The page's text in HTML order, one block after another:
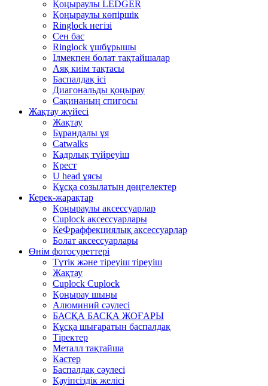
Қоңыраулы LEDGER
Қоңыраулы көпіршік
Ringlock негізі
Сен бас
Ringlock үшбұрышы
Ілмекпен болат тақтайшалар
Аяқ киім тақтасы
Баспалдақ ісі
Диагональды қоңырау
Сақинаның спигосы
Жақтау жүйесі
Жақтау
Бұрандалы ұя
Catwalks
Кадрлық түйреуіш
Крест
U head ұясы
Құсқа созылатын дөңгелектер
Керек-жарақтар
Қоңыраулы аксессуарлар
Cuplock аксессуарлары
КеФраффекциялық аксессуарлар
Болат аксессуарлары
Өнім фотосуреттері
Түтік және тіреуіш тіреуіш
Жақтау
Cuplock Cuplock
Қоңырау шыңы
Алюминий сәулесі
БАСҚА БАСҚА ЖОҒАРЫ
Құсқа шығаратын баспалдақ
Тіректер
Металл тақтайша
Кастер
Баспалдақ сәулесі
Қауіпсіздік желісі